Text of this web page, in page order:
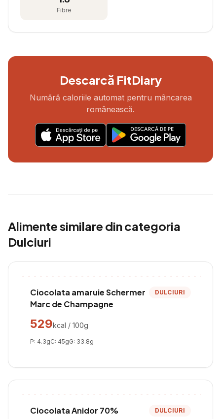
Fibre
Descarcă FitDiary
Numără caloriile automat pentru mâncarea
românească.
Alimente similare din categoria
Dulciuri
Ciocolata amaruie Schermer
Marc de Champagne
DULCIURI
529kcal / 100g
P: 4.3gC: 45gG: 33.8g
Ciocolata Anidor 70% DULCIURI